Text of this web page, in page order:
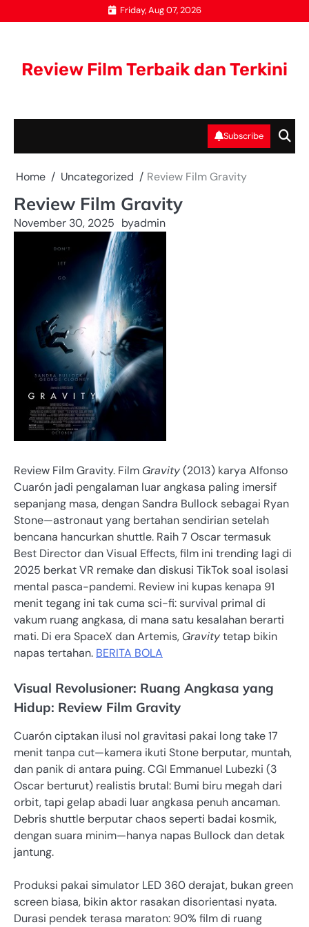
to
Friday, Aug 07, 2026
Review Film Terbaik dan Terkini
Subscribe
Home Uncategorized Review Film Gravity
Review Film Gravity
November 30, 2025 byadmin
Review Film Gravity. Film Gravity(2013) karya Alfonso
Cuarón jadi pengalaman luar angkasa paling imersif
sepanjang masa, dengan Sandra Bullock sebagai Ryan
Stone—astronaut yang bertahan sendirian setelah
bencana hancurkan shuttle. Raih 7 Oscar termasuk
Best Director dan Visual Effects, film ini trending lagi di
2025 berkat VR remake dan diskusi TikTok soal isolasi
mental pasca-pandemi. Review ini kupas kenapa 91
menit tegang ini tak cuma sci-fi: survival primal di
vakum ruang angkasa, di mana satu kesalahan berarti
mati. Di era SpaceX dan Artemis, Gravitytetap bikin
napas tertahan. BERITA BOLA
Visual Revolusioner: Ruang Angkasa yang
Hidup: Review Film Gravity
Cuarón ciptakan ilusi nol gravitasi pakai long take 17
menit tanpa cut—kamera ikuti Stone berputar, muntah,
dan panik di antara puing. CGI Emmanuel Lubezki (3
Oscar berturut) realistis brutal: Bumi biru megah dari
orbit, tapi gelap abadi luar angkasa penuh ancaman.
Debris shuttle berputar chaos seperti badai kosmik,
dengan suara minim—hanya napas Bullock dan detak
jantung.
Produksi pakai simulator LED 360 derajat, bukan green
screen biasa, bikin aktor rasakan disorientasi nyata.
Durasi pendek terasa maraton: 90% film di ruang